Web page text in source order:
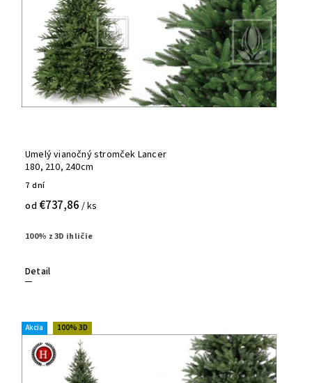
Umelý vianočný stromček Lancer
180, 210, 240cm
7 dní
od €737,86 / ks
Detail
100% z 3D ihličie
Akcia 100% 3D